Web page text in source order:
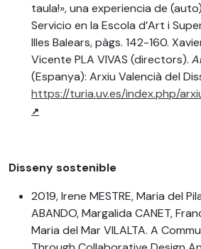
taula!», una experiencia de
Servicio en la Escola d’Art i
Illes Balears, pàgs. 142-160.
Vicente PLA VIVAS (directors).
(Espanya): Arxiu Valencià del
https://turia.uv.es/index.php/
Disseny sostenible
2019, Irene MESTRE, Maria del
ABANDO, Margalida CANET,
Maria del Mar VILALTA. A